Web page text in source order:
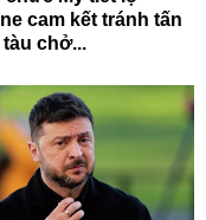
cam kết tránh tấn
chở...